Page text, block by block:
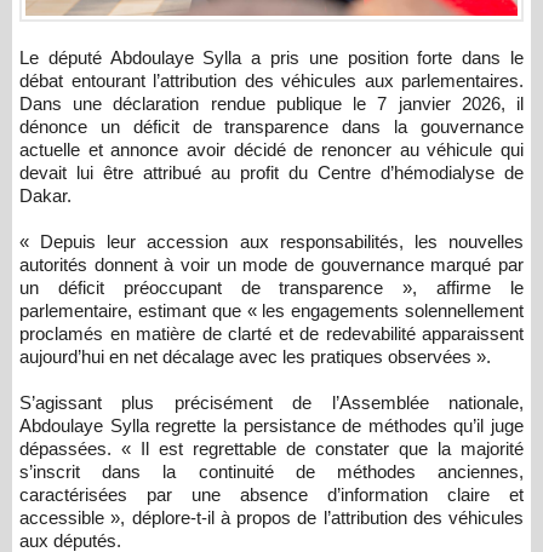
Le député Abdoulaye Sylla a pris une position forte dans le
débat entourant l’attribution des véhicules aux parlementaires.
Dans une déclaration rendue publique le 7 janvier 2026, il
dénonce un déficit de transparence dans la gouvernance
actuelle et annonce avoir décidé de renoncer au véhicule qui
devait lui être attribué au profit du Centre d’hémodialyse de
Dakar.
« Depuis leur accession aux responsabilités, les nouvelles
autorités donnent à voir un mode de gouvernance marqué par
un déficit préoccupant de transparence », affirme le
parlementaire, estimant que « les engagements solennellement
proclamés en matière de clarté et de redevabilité apparaissent
aujourd’hui en net décalage avec les pratiques observées ».
S’agissant plus précisément de l’Assemblée nationale,
Abdoulaye Sylla regrette la persistance de méthodes qu’il juge
dépassées. « Il est regrettable de constater que la majorité
s’inscrit dans la continuité de méthodes anciennes,
caractérisées par une absence d’information claire et
accessible », déplore-t-il à propos de l’attribution des véhicules
aux députés.